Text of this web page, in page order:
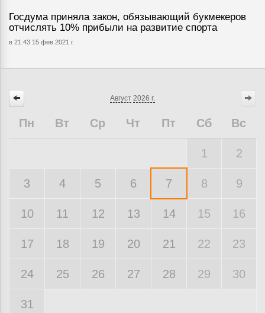
Госдума приняла закон, обязывающий букмекеров
отчислять 10% прибыли на развитие спорта
в 21:43 15 фев 2021 г.
Август 2026 г.
Пн Вт Ср Чт Пт Сб Вс
1 2
3 4 5 6 7 8 9
10 11 12 13 14 15 16
17 18 19 20 21 22 23
24 25 26 27 28 29 30
31